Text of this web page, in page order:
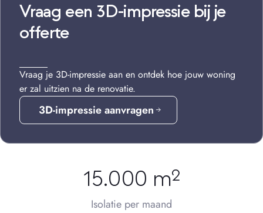
Vraag een 3D-impressie bij je
offerte
Vraag je 3D-impressie aan en ontdek hoe jouw woning
er zal uitzien na de renovatie.
3D-impressie aanvragen
15.000 m²
Isolatie per maand